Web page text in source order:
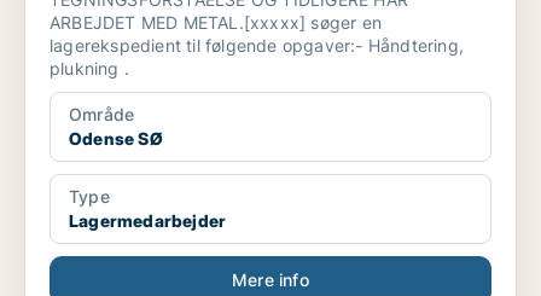
ARBEJDET MED METAL.[xxxxx] søger en
lagerekspedient til følgende opgaver:- Håndtering,
plukning .
Område
Odense SØ
Type
Lagermedarbejder
Mere info